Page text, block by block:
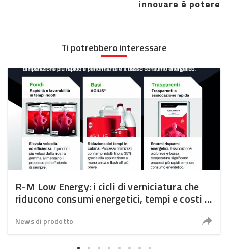
innovare è potere
Ti potrebbero interessare
R-M Low Energy: i cicli di verniciatura che
riducono consumi energetici, tempi e costi in
News di prodotto